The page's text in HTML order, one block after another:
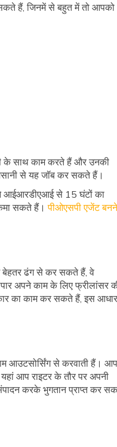
हैं, जिनमें से बहुत में तो आपको
के साथ काम करते हैं और उनकी
से यह जॉब कर सकते हैं।
आईआरडीएआई से 15 घंटों का
सकते हैं। पीओएसपी एजेंट
बेहतर ढंग से कर सकते हैं, वे
अपने काम के लिए फ्रीलांसर
का काम कर सकते हैं, इस
आउटसोर्सिंग से करवाती हैं। आप
यहां आप राइटर के तौर पर अपनी
करके भुगतान प्राप्त कर